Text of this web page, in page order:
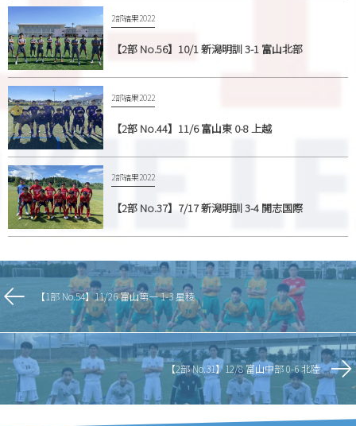
2部結果2022
【2部 No.56】10/1 新潟明訓 3-1 富山北部
2部結果2022
【2部 No.44】11/6 富山東 0-8 上越
2部結果2022
【2部 No.37】7/17 新潟明訓 3-4 開志国際
【1部 No.54】11/26 富山第一 1-3 星稜
【2部 No.31】12/8 富山中部 0-6 北陸